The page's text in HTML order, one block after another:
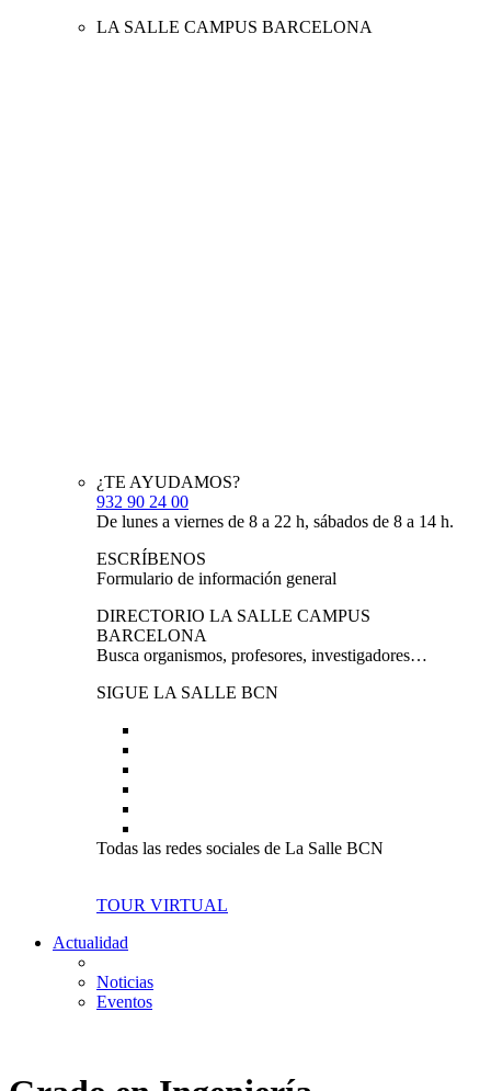
LA SALLE CAMPUS BARCELONA
¿TE AYUDAMOS?
932 90 24 00
De lunes a viernes de 8 a 22 h, sábados de 8 a 14 h.
ESCRÍBENOS
Formulario de información general
DIRECTORIO LA SALLE CAMPUS
BARCELONA
Busca organismos, profesores, investigadores…
SIGUE LA SALLE BCN
Todas las redes sociales de La Salle BCN
TOUR VIRTUAL
Actualidad
Noticias
Eventos